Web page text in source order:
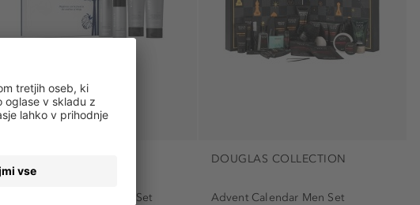
Rituals Homme Small Gift Set
DOUGLAS COLLECTION
Advent Calendar Men Set